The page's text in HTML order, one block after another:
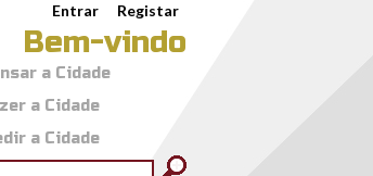
Entrar Registar
Bem-vindo
a Cidade
a Cidade
a Cidade